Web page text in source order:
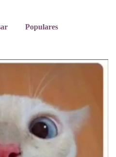
Populares